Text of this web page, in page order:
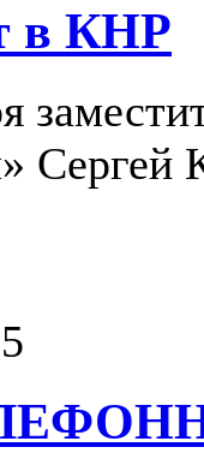
в КНР
Сергей